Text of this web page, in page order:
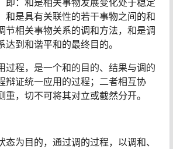
即：和是相关事物发展变化处于稳定
和是具有关联性的若干事物之间的和
节相关事物关系的调和方法，和是调
到和谐平和的最终目的。
过程，是一个和的目的、结果与调的
辩证统一应用的过程；二者相互协
重，切不可将其对立或截然分开。
为目的，通过调的过程，以调和、